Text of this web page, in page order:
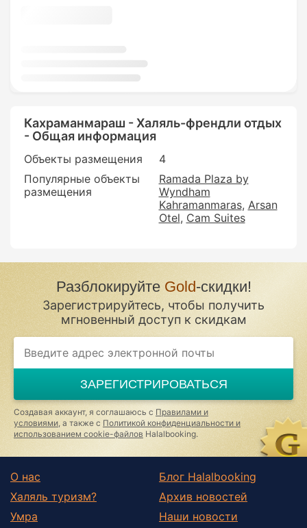
Кахраманмараш - Халяль-френдли отдых
- Общая информация
Объекты размещения
4
Популярные объекты
размещения
Ramada Plaza by
Wyndham
Kahramanmaras Arsan
Otel Cam Suites
Разблокируйте Gold-скидки!
Зарегистрируйтесь, чтобы получить
мгновенный доступ к скидкам
If
you
ignore
this
field
ЗАРЕГИСТРИРОВАТЬСЯ
Создавая аккаунт, я соглашаюсь с Правилами и
условиями , а также с Политикой конфиденциальности и
использованием cookie-файлов Halalbooking.
О нас
Халяль туризм?
Умра
Блог Halalbooking
Архив новостей
Наши новости